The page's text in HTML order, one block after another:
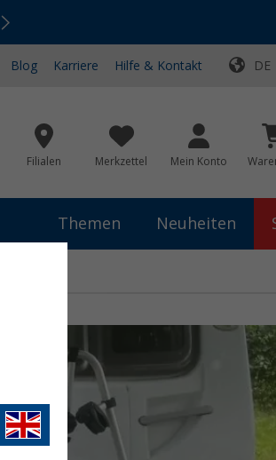
Top-Deals für dein
Blog Karriere Hilfe & Kontakt DE
Filialen Merkzettel Mein Konto
Themen Neuheiten